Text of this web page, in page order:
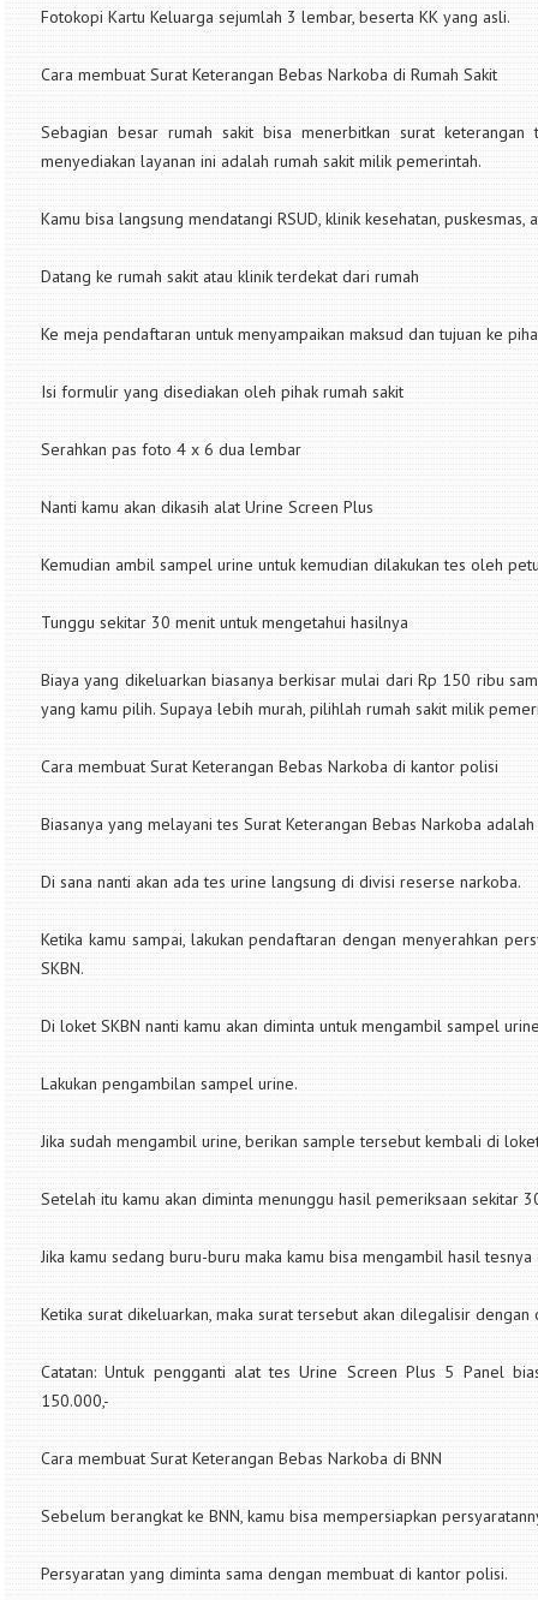
Fotokopi Kartu Keluarga sejumlah 3 lembar, beserta KK yang asli.
Cara membuat Surat Keterangan Bebas Narkoba di Rumah Sakit
Sebagian besar rumah sakit bisa menerbitkan surat
menyediakan layanan ini adalah rumah sakit milik pemerintah.
Kamu bisa langsung mendatangi RSUD, klinik kesehatan,
Datang ke rumah sakit atau klinik terdekat dari rumah
Ke meja pendaftaran untuk menyampaikan maksud dan tujuan ke
Isi formulir yang disediakan oleh pihak rumah sakit
Serahkan pas foto 4 x 6 dua lembar
Nanti kamu akan dikasih alat Urine Screen Plus
Kemudian ambil sampel urine untuk kemudian dilakukan tes oleh
Tunggu sekitar 30 menit untuk mengetahui hasilnya
Biaya yang dikeluarkan biasanya berkisar mulai dari Rp 150 ribu
yang kamu pilih. Supaya lebih murah, pilihlah rumah sakit milik
Cara membuat Surat Keterangan Bebas Narkoba di kantor polisi
Biasanya yang melayani tes Surat Keterangan Bebas Narkoba
Di sana nanti akan ada tes urine langsung di divisi reserse narkoba.
Ketika kamu sampai, lakukan pendaftaran dengan menyerahkan
SKBN.
Di loket SKBN nanti kamu akan diminta untuk mengambil sampel
Lakukan pengambilan sampel urine.
Jika sudah mengambil urine, berikan sample tersebut kembali di
Setelah itu kamu akan diminta menunggu hasil pemeriksaan sekitar
Jika kamu sedang buru-buru maka kamu bisa mengambil hasil
Ketika surat dikeluarkan, maka surat tersebut akan dilegalisir dengan
Catatan: Untuk pengganti alat tes Urine Screen Plus 5 Panel
150.000,-
Cara membuat Surat Keterangan Bebas Narkoba di BNN
Sebelum berangkat ke BNN, kamu bisa mempersiapkan
Persyaratan yang diminta sama dengan membuat di kantor polisi.